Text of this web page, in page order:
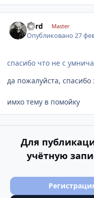
nerd Master
Опубликовано27
спасибо что не с
да пожалуйста, спасибо
имхо тему в помойку
Для
учётную